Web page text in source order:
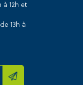
12h et
13h à